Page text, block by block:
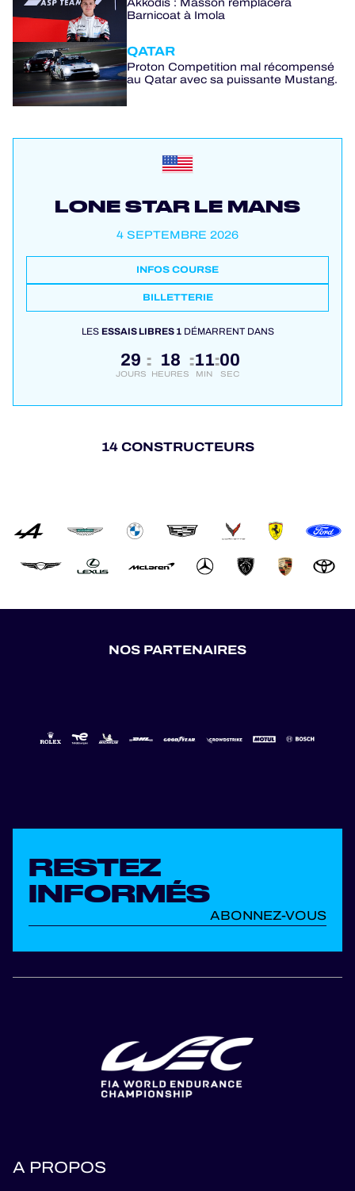
Barnicoat à Imola
QATAR
Proton Competition mal récompensé
au Qatar avec sa puissante Mustang.
LONE STAR LE MANS
4 SEPTEMBRE 2026
INFOS COURSE
BILLETTERIE
LESESSAIS LIBRES 1DÉMARRENT DANS
29
JOURS
: 18
HEURES
:11
MIN
:00
SEC
14 CONSTRUCTEURS
NOS PARTENAIRES
RESTEZ
INFORMÉS
ABONNEZ-VOUS
A PROPOS